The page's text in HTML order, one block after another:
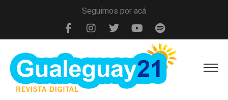
Seguimos por acá